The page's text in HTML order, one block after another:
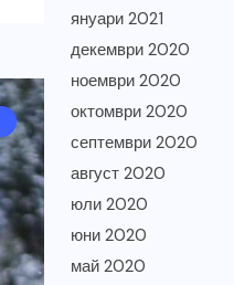
януари 2021
декември 2020
ноември 2020
октомври 2020
септември 2020
август 2020
юли 2020
юни 2020
май 2020